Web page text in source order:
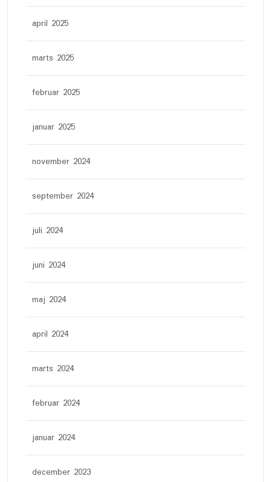
april 2025
marts 2025
februar 2025
januar 2025
november 2024
september 2024
juli 2024
juni 2024
maj 2024
april 2024
marts 2024
februar 2024
januar 2024
december 2023